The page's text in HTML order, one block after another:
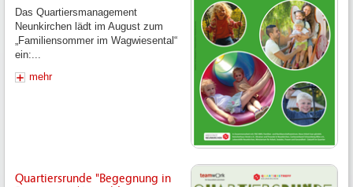
Das Quartiersmanagement
Neunkirchen lädt im August zum
„Familiensommer im Wagwiesental“
ein:...
mehr
Quartiersrunde "Begegnung in